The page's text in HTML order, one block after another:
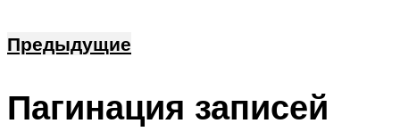
Предыдущие
Пагинация записей